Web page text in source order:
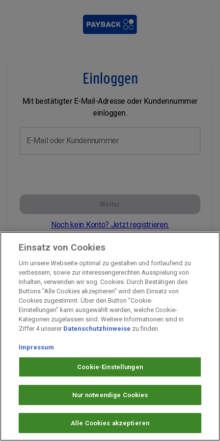
Einloggen
Mit bestätigter E-Mail-Adresse oder Kundennummer
einloggen.
E-Mail oder Kundennummer
Weiter
Noch kein Konto? Jetzt registrieren.
Impressum
Unternehmen
Arbeiten bei PAYBACK
Fragen & Hilfe
Datenschutz
Cookie-Einstellungen
Einsatz von Cookies
Um unsere Webseite optimal zu gestalten und fortlaufend zu
verbessern, sowie zur interessengerechten Ausspielung von
Inhalten, verwenden wir sog. Cookies. Durch Bestätigen des
Buttons "Alle Cookies akzeptieren" wird dem Einsatz von
Cookies zugestimmt. Über den Button "Cookie-
Einstellungen" kann ausgewählt werden, welche Cookie-
Kategorien zugelassen sind. Weitere Informationen sind in
Ziffer 4 unserer Datenschutzhinweise zu finden.
Impressum
Cookie-Einstellungen
Nur notwendige Cookies
Alle Cookies akzeptieren